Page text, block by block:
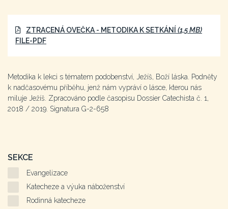
ZTRACENÁ OVEČKA - METODIKA K SETKÁNÍ (1,5 MB)
FILE-PDF
Metodika k lekci s tématem podobenství, Ježíš, Boží láska. Podněty
k nadčasovému příběhu, jenž nám vypráví o lásce, kterou nás
miluje Ježíš. Zpracováno podle časopisu Dossier Catechista č. 1,
2018 / 2019. Signatura G-2-658
SEKCE
Evangelizace
Katecheze a výuka náboženství
Rodinná katecheze